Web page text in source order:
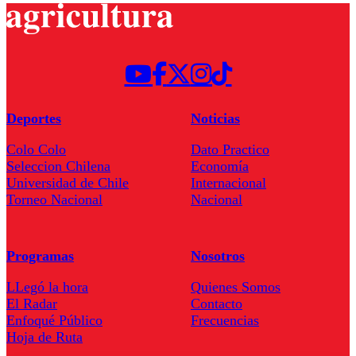
Deportes
Colo Colo
Seleccion Chilena
Universidad de Chile
Torneo Nacional
Noticias
Dato Practico
Economía
Internacional
Nacional
Programas
LLegó la hora
El Radar
Enfoqué Público
Hoja de Ruta
Nosotros
Quienes Somos
Contacto
Frecuencias